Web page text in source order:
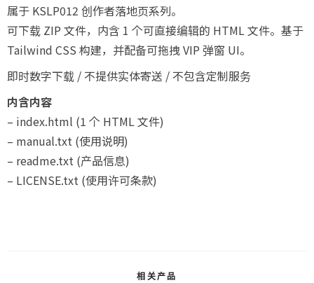
属于 KSLP012 创作者落地页系列。
可下载 ZIP 文件，内含 1 个可直接编辑的 HTML 文件。基于
Tailwind CSS 构建，并配备可拖拽 VIP 弹窗 UI。
即时数字下载 / 不提供实体寄送 / 不包含定制服务
内含内容
– index.html (1 个 HTML 文件)
– manual.txt (使用说明)
– readme.txt (产品信息)
– LICENSE.txt (使用许可条款)
相关产品